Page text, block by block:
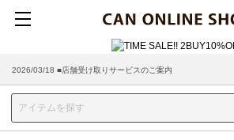
2026/03/18 ■店舗受け取りサービスのご案内